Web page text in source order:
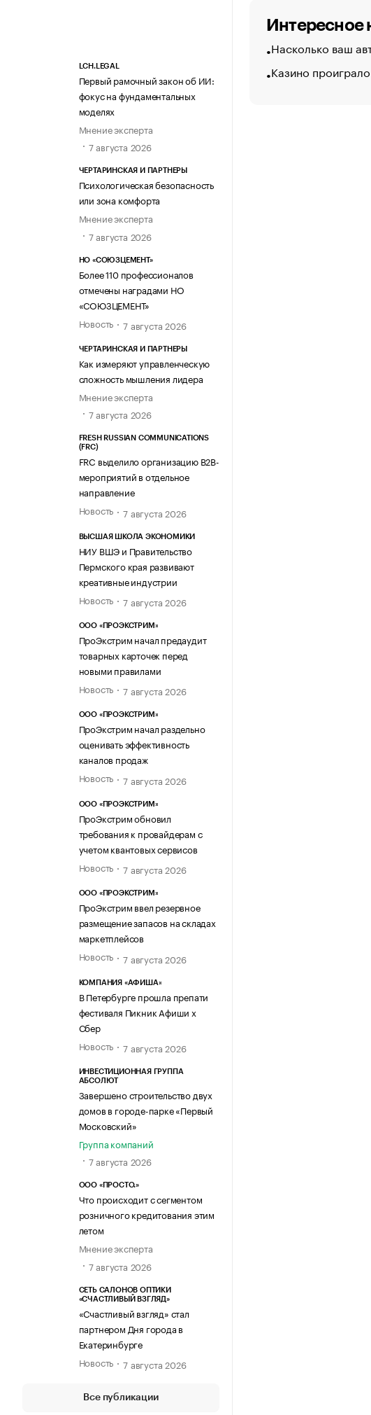
LCH.LEGAL
Первый рамочный закон об ИИ:
фокус на фундаментальных
моделях
Мнение эксперта
7 августа 2026
ЧЕРТАРИНСКАЯ И ПАРТНЕРЫ
Психологическая безопасность
или зона комфорта
Мнение эксперта
7 августа 2026
НО «СОЮЗЦЕМЕНТ»
Более 110 профессионалов
отмечены наградами НО
«СОЮЗЦЕМЕНТ»
Новость
7 августа 2026
ЧЕРТАРИНСКАЯ И ПАРТНЕРЫ
Как измеряют управленческую
сложность мышления лидера
Мнение эксперта
7 августа 2026
FRESH RUSSIAN COMMUNICATIONS
(FRC)
FRC выделило организацию B2B-
мероприятий в отдельное
направление
Новость
7 августа 2026
ВЫСШАЯ ШКОЛА ЭКОНОМИКИ
НИУ ВШЭ и Правительство
Пермского края развивают
креативные индустрии
Новость
7 августа 2026
ООО «ПРОЭКСТРИМ»
ПроЭкстрим начал предаудит
товарных карточек перед
новыми правилами
Новость
7 августа 2026
ООО «ПРОЭКСТРИМ»
ПроЭкстрим начал раздельно
оценивать эффективность
каналов продаж
Новость
7 августа 2026
ООО «ПРОЭКСТРИМ»
ПроЭкстрим обновил
требования к провайдерам с
учетом квантовых сервисов
Новость
7 августа 2026
ООО «ПРОЭКСТРИМ»
ПроЭкстрим ввел резервное
размещение запасов на складах
маркетплейсов
Новость
7 августа 2026
КОМПАНИЯ «АФИША»
В Петербурге прошла препати
фестиваля Пикник Афиши х
Сбер
Новость
7 августа 2026
ИНВЕСТИЦИОННАЯ ГРУППА
АБСОЛЮТ
Завершено строительство двух
домов в городе-парке «Первый
Московский»
Группа компаний
7 августа 2026
ООО «ПРОСТО.»
Что происходит с сегментом
розничного кредитования этим
летом
Мнение эксперта
7 августа 2026
СЕТЬ САЛОНОВ ОПТИКИ
«СЧАСТЛИВЫЙ ВЗГЛЯД»
«Счастливый взгляд» стал
партнером Дня города в
Екатеринбурге
Новость
7 августа 2026
Все публикации
Интересное
Насколько ваш
Казино